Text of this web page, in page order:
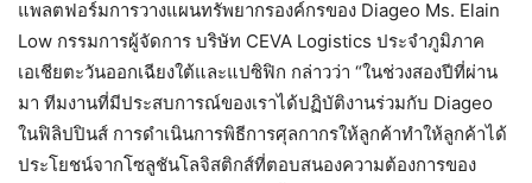
แพลตฟอร์มการวางแผนทรัพยากรองค์กรของ Diageo Ms. Elain
Low กรรมการผู้จัดการ บริษัท CEVA Logistics ประจำภูมิภาค
เอเชียตะวันออกเฉียงใต้และแปซิฟิก กล่าวว่า “ในช่วงสองปีที่ผ่าน
มา ทีมงานที่มีประสบการณ์ของเราได้ปฏิบัติงานร่วมกับ Diageo
ในฟิลิปปินส์ การดำเนินการพิธีการศุลกากรให้ลูกค้าทำให้ลูกค้าได้
ประโยชน์จากโซลูชันโลจิสติกส์ที่ตอบสนองความต้องการของ